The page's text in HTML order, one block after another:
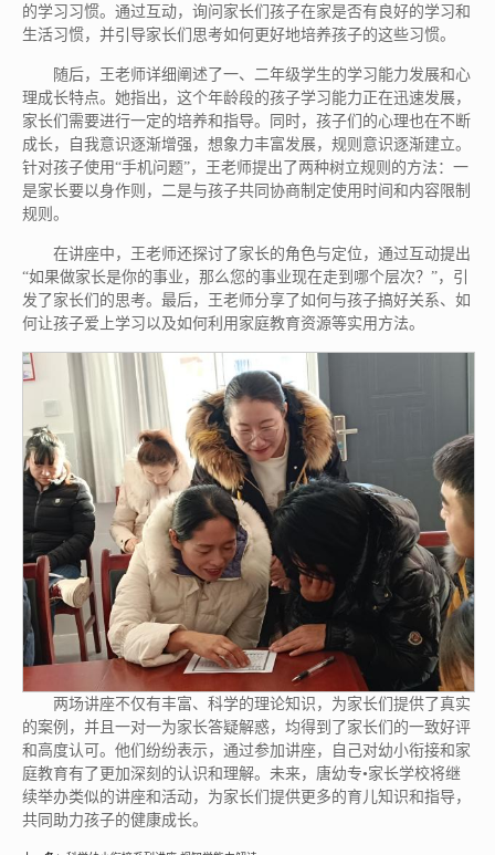
的学习习惯。通过互动，询问家长们孩子在家是否有良好的学习和
生活习惯，并引导家长们思考如何更好地培养孩子的这些习惯。
随后，王老师详细阐述了一、二年级学生的学习能力发展和心
理成长特点。她指出，这个年龄段的孩子学习能力正在迅速发展，
家长们需要进行一定的培养和指导。同时，孩子们的心理也在不断
成长，自我意识逐渐增强，想象力丰富发展，规则意识逐渐建立。
针对孩子使用“手机问题”，王老师提出了两种树立规则的方法：一
是家长要以身作则，二是与孩子共同协商制定使用时间和内容限制
规则。
在讲座中，王老师还探讨了家长的角色与定位，通过互动提出
“如果做家长是你的事业，那么您的事业现在走到哪个层次？”，引
发了家长们的思考。最后，王老师分享了如何与孩子搞好关系、如
何让孩子爱上学习以及如何利用家庭教育资源等实用方法。
两场讲座不仅有丰富、科学的理论知识，为家长们提供了真实
的案例，并且一对一为家长答疑解惑，均得到了家长们的一致好评
和高度认可。他们纷纷表示，通过参加讲座，自己对幼小衔接和家
庭教育有了更加深刻的认识和理解。未来，唐幼专•家长学校将继
续举办类似的讲座和活动，为家长们提供更多的育儿知识和指导，
共同助力孩子的健康成长。